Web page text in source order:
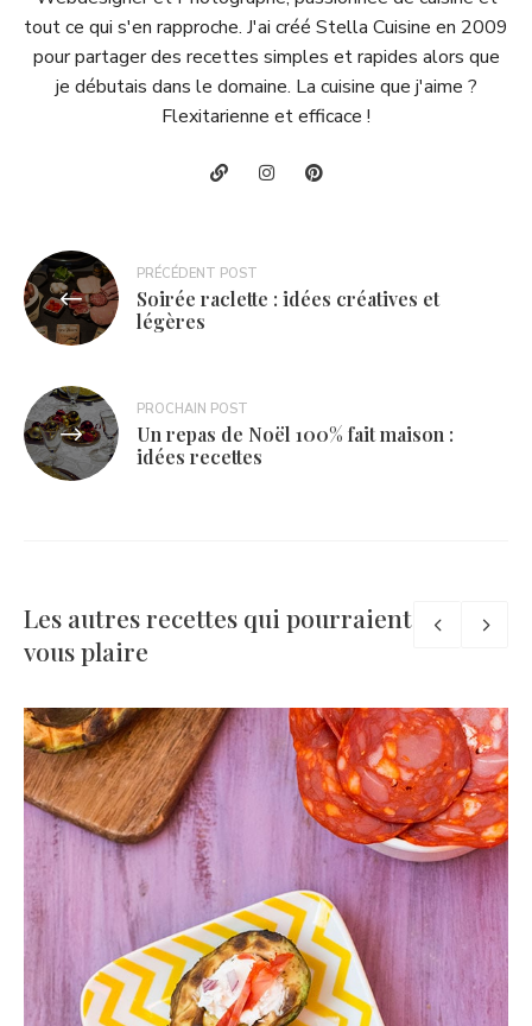
tout ce qui s'en rapproche. J'ai créé Stella Cuisine en 2009
pour partager des recettes simples et rapides alors que
je débutais dans le domaine. La cuisine que j'aime ?
Flexitarienne et efficace !
Navigation
de
l’article
PRÉCÉDENT POST
Soirée raclette : idées créatives et
légères
PROCHAIN POST
Un repas de Noël 100% fait maison :
idées recettes
Les autres recettes qui pourraient
vous plaire